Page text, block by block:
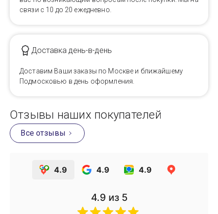
связи с 10 до 20 ежедневно.
Доставка день-в-день
Доставим Ваши заказы по Москве и ближайшему
Подмосковью в день оформления.
Отзывы наших покупателей
Все отзывы
4.9 4.9 4.9
4.9 из 5